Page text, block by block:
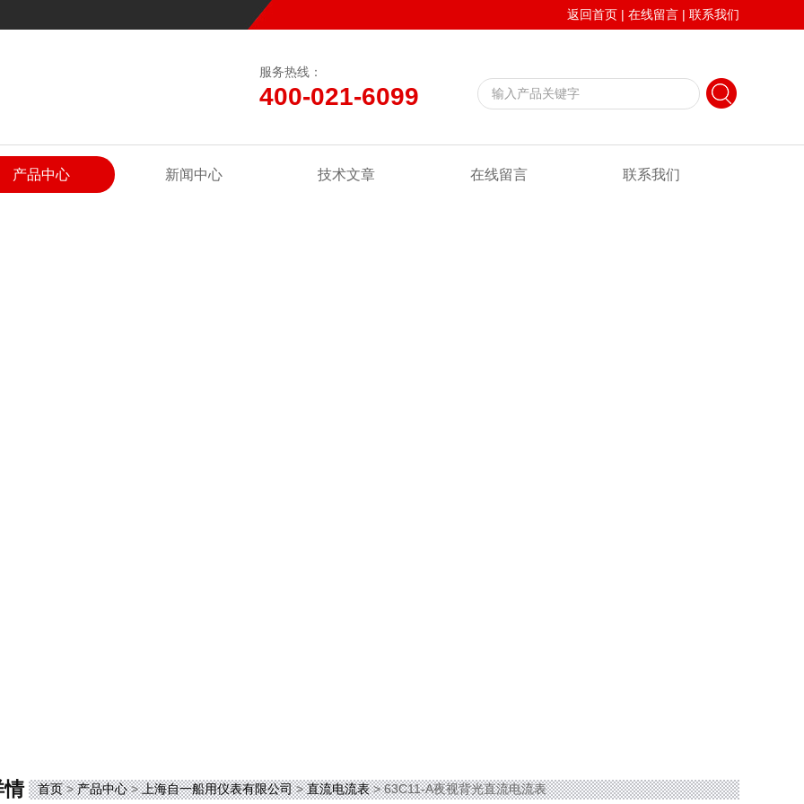
返回首页 | 在线留言 | 联系我们
服务热线：
400-021-6099
产品中心 新闻中心 技术文章 在线留言 联系我们
情 首页>产品中心>上海自一船用仪表有限公司>直流电流表> 63C11-A夜视背光直流电流表